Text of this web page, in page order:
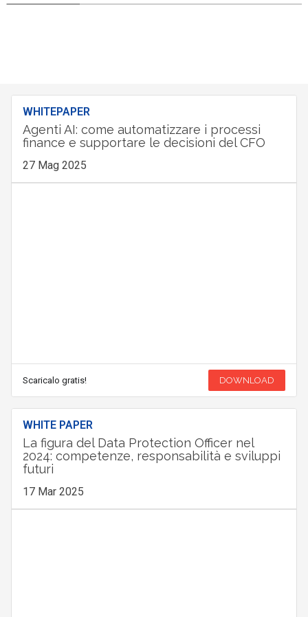
WHITEPAPER
Agenti AI: come automatizzare i processi
finance e supportare le decisioni del CFO
27 Mag 2025
Scaricalo gratis! DOWNLOAD
WHITE PAPER
La figura del Data Protection Officer nel
2024: competenze, responsabilità e sviluppi
futuri
17 Mar 2025